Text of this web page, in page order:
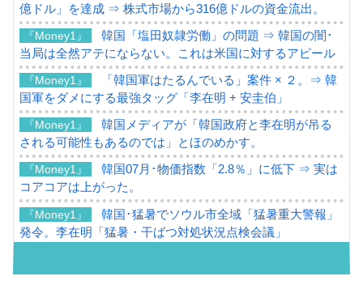
億ドル」を達成 ⇒ 株式市場から316億ドルの資金流出。
『Money1』
韓国「塩田奴隷労働」の問題 ⇒ 韓国の闇･
当局は全然アテにならない。これは米国に対するアピール
『Money1』
「韓国軍はたるんでいる」案件 × ２。⇒ 韓
国軍をダメにする最強タッグ「李在明 + 安圭伯」
『Money1』
韓国メディアが「韓国政府と李在明が吊る
される可能性もあるのでは」とほのめかす。
『Money1』
韓国07月･物価指数「2.8％」に低下 ⇒ 実は
コアコアは上がった。
『Money1』
韓国･猛暑でソウル市全域「猛暑重大警報」
発令。李在明「猛暑・干ばつ対処状況点検会議」
07月販売台数は去年のほぼ半分「71台」しか売れなかっ